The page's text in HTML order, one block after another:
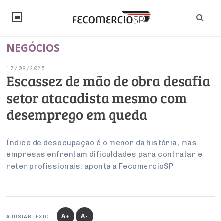
NOTÍCIAS
Artigos
Institucional
PROJETOS ESPECIAIS:
UM BRASIL
Economia
Pesquisas
Brasil
Internacional
Inteligência Artificial
Trabalho
Empresas
Varejo
ESG
Últimas Notícias
PESQUISAS
FALE CONOSCO
Sobre
Negociações Coletivas
Conselho de Turismo
Conselho de Emprego e Relações do Trabalho
EMPRESAS
NEGÓCIOS
17/09/2025
Escassez de mão de obra desafia
setor atacadista mesmo com
desemprego em queda
Índice de desocupação é o menor da história, mas
empresas enfrentam dificuldades para contratar e
reter profissionais, aponta a FecomercioSP
AJUSTAR TEXTO A+ A-